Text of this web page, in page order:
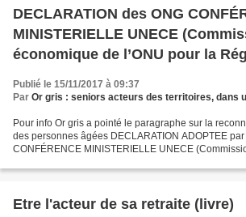
DECLARATION des ONG
MINISTERIELLE UNECE
économique de l’ONU pour la
SUR LE VIEILLISSEMENT DE LA
Publié le 15/11/2017 à 09:37
Par Or gris : seniors acteurs des territoires, dans une
Pour info Or gris a pointé le paragraphe sur la
des personnes âgées DECLARATION ADOPTEE
CONFÉRENCE MINISTERIELLE UNECE
Etre l'acteur de sa retraite (livre)